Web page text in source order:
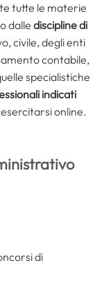
tutte le materie
dalle discipline di
civile, degli enti
contabile,
specialistiche
indicati
online.
di